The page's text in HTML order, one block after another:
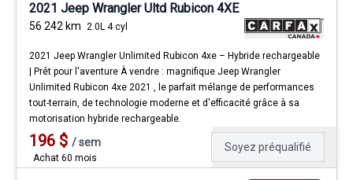
2021 Jeep Wrangler Ultd Rubicon 4XE
56 242 km 2.0L 4 cyl
2021 Jeep Wrangler Unlimited Rubicon 4xe – Hybride rechargeable
| Prêt pour l'aventure À vendre : magnifique Jeep Wrangler
Unlimited Rubicon 4xe 2021 , le parfait mélange de performances
tout-terrain, de technologie moderne et d'efficacité grâce à sa
motorisation hybride rechargeable.
196 $ /sem
Achat 60 mois
Soyez préqualifié